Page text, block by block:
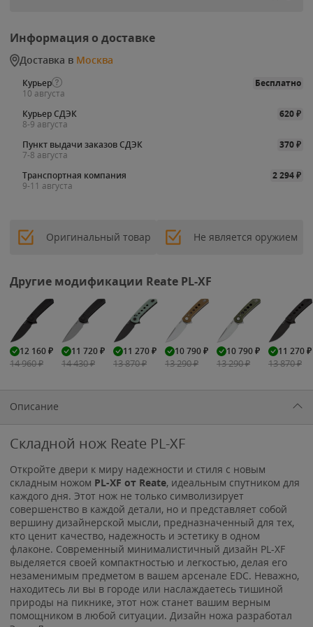
Информация о доставке
Доставка в Москва
Курьер
Бесплатно
10 августа
Курьер СДЭК
620₽
8-9 августа
Пункт выдачи заказов СДЭК
370₽
7-8 августа
Транспортная компания
2 294₽
9-11 августа
Оригинальный товар Не является оружием
Другие модификации Reate PL-XF
12 160₽
14 960₽
11 720₽
14 430₽
11 270₽
13 870₽
10 790₽
13 290₽
10 790₽
13 290₽
11 270₽
13 870₽
Описание
Складной нож Reate PL-XF
Откройте двери к миру надежности и стиля с новым
складным ножом PL-XF от Reate, идеальным спутником для
каждого дня. Этот нож не только символизирует
совершенство в каждой детали, но и представляет собой
вершину дизайнерской мысли, предназначенный для тех,
кто ценит качество, надежность и эстетику в одном
флаконе. Современный минималистичный дизайн PL-XF
выделяется своей компактностью и легкостью, делая его
незаменимым предметом в вашем арсенале EDC. Неважно,
находитесь ли вы в городе или наслаждаетесь тишиной
природы на пикнике, этот нож станет вашим верным
помощником в любой ситуации. Дизайн ножа разработал